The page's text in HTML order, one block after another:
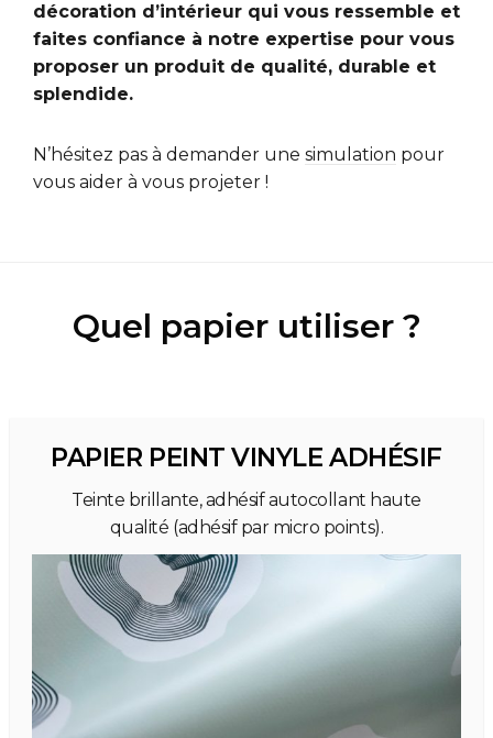
décoration d’intérieur qui vous ressemble et
faites confiance à notre expertise pour vous
proposer un produit de qualité, durable et
splendide.
N’hésitez pas à demander une simulation pour
vous aider à vous projeter !
Quel papier utiliser ?
PAPIER PEINT VINYLE ADHÉSIF
Teinte brillante, adhésif autocollant haute
qualité (adhésif par micro points).